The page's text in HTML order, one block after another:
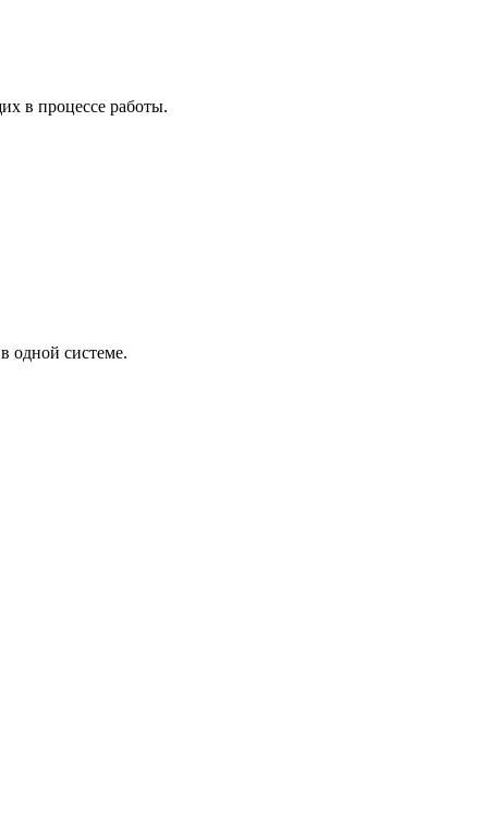
в процессе работы.
одной системе.